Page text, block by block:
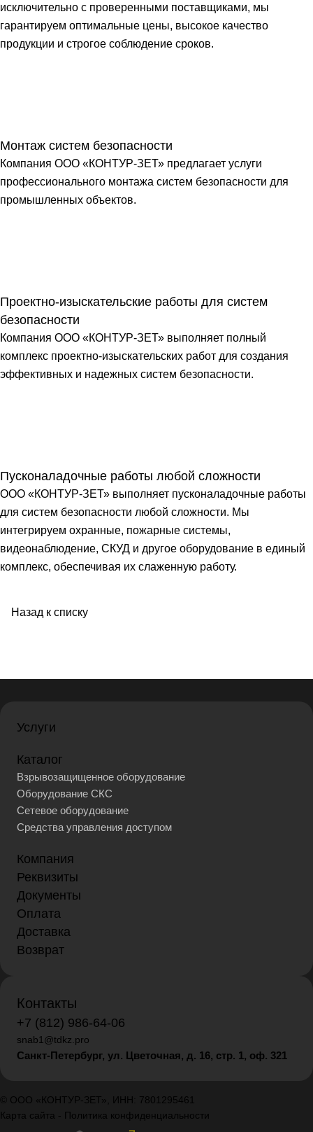
исключительно с проверенными поставщиками, мы
гарантируем оптимальные цены, высокое качество
продукции и строгое соблюдение сроков.
Монтаж систем безопасности
Компания ООО «КОНТУР-ЗЕТ» предлагает услуги
профессионального монтажа систем безопасности для
промышленных объектов.
Проектно-изыскательские работы для систем
безопасности
Компания ООО «КОНТУР-ЗЕТ» выполняет полный
комплекс проектно-изыскательских работ для создания
эффективных и надежных систем безопасности.
Пусконаладочные работы любой сложности
ООО «КОНТУР-ЗЕТ» выполняет пусконаладочные работы
для систем безопасности любой сложности. Мы
интегрируем охранные, пожарные системы,
видеонаблюдение, СКУД и другое оборудование в единый
комплекс, обеспечивая их слаженную работу.
Назад к списку
Услуги
Каталог
Взрывозащищенное оборудование
Оборудование СКС
Сетевое оборудование
Средства управления доступом
Компания
Реквизиты
Документы
Оплата
Доставка
Возврат
Контакты
+7 (812) 986-64-06
snab1@tdkz.pro
Санкт-Петербург, ул. Цветочная, д. 16, стр. 1, оф. 321
© ООО «КОНТУР-ЗЕТ», ИНН: 7801295461
Карта сайта - Политика конфиденциальности